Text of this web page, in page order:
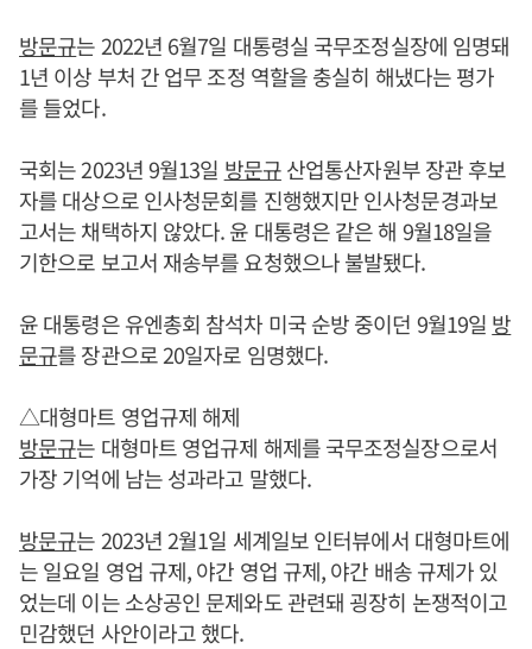
방문규는 2022년 6월7일 대통령실 국무조정실장에 임명돼
1년 이상 부처 간 업무 조정 역할을 충실히 해냈다는 평가
를 들었다.
국회는 2023년 9월13일 방문규산업통산자원부 장관 후보
자를 대상으로 인사청문회를 진행했지만 인사청문경과보
고서는 채택하지 않았다. 윤 대통령은 같은 해 9월18일을
기한으로 보고서 재송부를 요청했으나 불발됐다.
윤 대통령은 유엔총회 참석차 미국 순방 중이던 9월19일 방
문규를 장관으로 20일자로 임명했다.
△대형마트 영업규제 해제
방문규는 대형마트 영업규제 해제를 국무조정실장으로서
가장 기억에 남는 성과라고 말했다.
방문규는 2023년 2월1일 세계일보 인터뷰에서 대형마트에
는 일요일 영업 규제, 야간 영업 규제, 야간 배송 규제가 있
었는데 이는 소상공인 문제와도 관련돼 굉장히 논쟁적이고
민감했던 사안이라고 했다.